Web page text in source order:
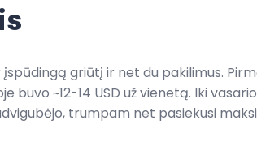
griūtį ir net du pakilimus.
buvo ~12-14 USD už vienetą. Iki
trumpam net pasiekusi